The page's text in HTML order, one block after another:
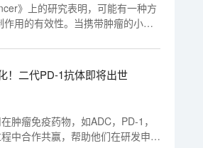
》上的研究表明，可能有一种方
用的有效性。当携带肿瘤的小鼠
有效。研究人员将此效应与胰岛素
的水平联系起来，并发现抑制IGF-
生长。
！二代PD-1抗体即将出世
肿瘤免疫药物，如ADC，PD-1，
中合作共赢，帮助他们在研发申报